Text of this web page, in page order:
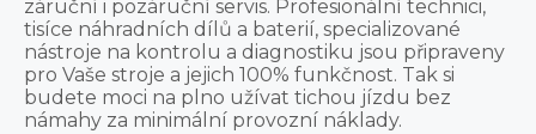
záruční i pozáruční servis. Profesionální technici,
tisíce náhradních dílů a baterií, specializované
nástroje na kontrolu a diagnostiku jsou připraveny
pro Vaše stroje a jejich 100% funkčnost. Tak si
budete moci na plno užívat tichou jízdu bez
námahy za minimální provozní náklady.